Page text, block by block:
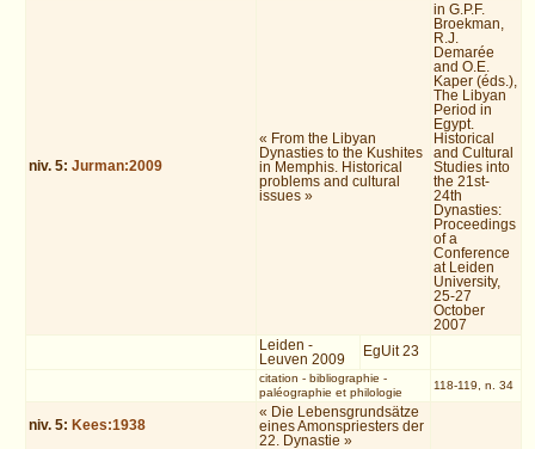
niv. 5:Jurman:2009
« From the Libyan
Dynasties to the Kushites
in Memphis. Historical
problems and cultural
issues »
in G.P.F.
Broekman,
R.J.
Demarée
and O.E.
Kaper (éds.),
The Libyan
Period in
Egypt.
Historical
and Cultural
Studies into
the 21st-
24th
Dynasties:
Proceedings
of a
Conference
at Leiden
University,
25-27
October
2007
Leiden -
Leuven 2009
EgUit 23
citation - bibliographie -
paléographie et philologie
118-119, n. 34
niv. 5: Kees:1938
« Die Lebensgrundsätze
eines Amonspriesters der
22. Dynastie »